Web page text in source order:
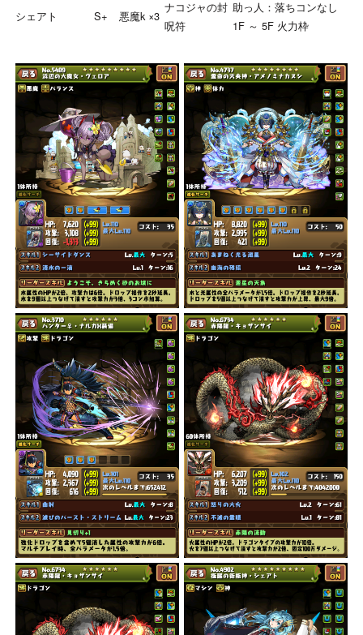
シェアト S+ 悪魔k ×3
ナコジャの封
呪符
助っ人：落ちコンなし
1F ～ 5F 火力枠